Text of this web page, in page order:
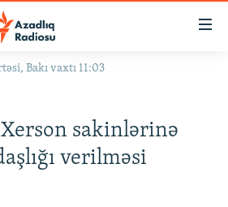
Bakı vaxtı 11:03
sakinlərinə
verilməsi